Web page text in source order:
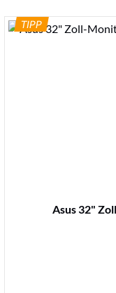
TIPP
Durchschnittliche
Asus 32"